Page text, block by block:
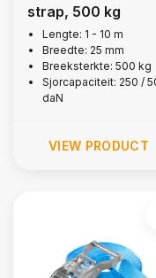
strap, 500 kg
Lengte: 1 - 10 m
Breedte: 25 mm
Breeksterkte: 500 kg
Sjorcapaciteit: 250 /
daN
VIEW PRODUCT